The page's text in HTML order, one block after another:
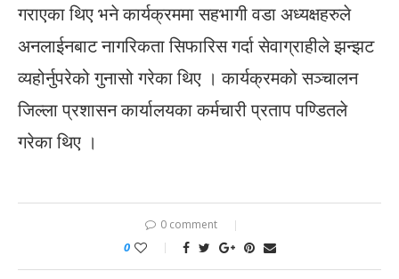
गराएका थिए भने कार्यक्रममा सहभागी वडा अध्यक्षहरुले
अनलाईनबाट नागरिकता सिफारिस गर्दा सेवाग्राहीले झन्झट
व्यहोर्नुपरेको गुनासो गरेका थिए । कार्यक्रमको सञ्चालन
जिल्ला प्रशासन कार्यालयका कर्मचारी प्रताप पण्डितले
गरेका थिए ।
0 comment
0